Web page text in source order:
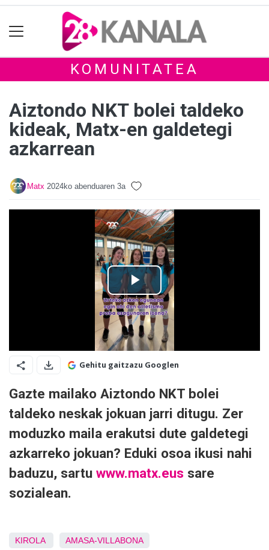
KOMUNITATEA
Aiztondo NKT bolei taldeko
kideak, Matx-en galdetegi
azkarrean
Matx 2024ko abenduaren 3a
Gehitu gaitzazu Googlen
Gazte mailako Aiztondo NKT bolei
taldeko neskak jokuan jarri ditugu. Zer
moduzko maila erakutsi dute galdetegi
azkarreko jokuan? Eduki osoa ikusi nahi
baduzu, sartu www.matx.eus sare
sozialean.
KIROLA AMASA-VILLABONA